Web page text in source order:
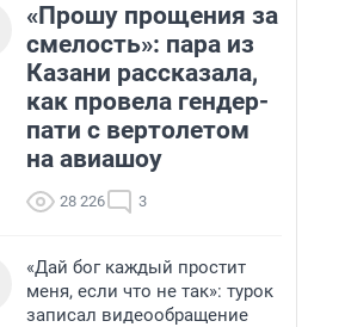
«Прошу прощения за
смелость»: пара из
Казани рассказала,
как провела гендер-
пати с вертолетом
на авиашоу
28 226 3
«Дай бог каждый простит
меня, если что не так»: турок
записал видеообращение